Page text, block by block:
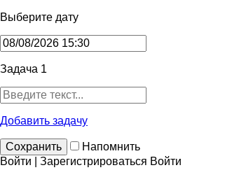
Выберите дату
Задача 1
Добавить задачу
Сохранить
Напомнить
Войти | Зарегистрироваться Войти